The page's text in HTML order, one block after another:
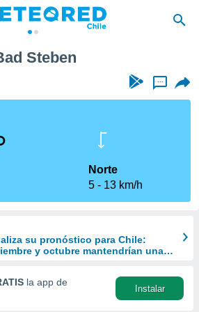
Steben
...
Norte
5
13 km/h
su pronóstico para Chile:
y octubre mantendrían una
la app de
Instalar